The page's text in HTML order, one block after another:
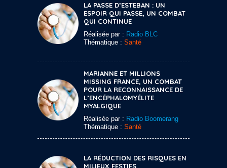
LA PASSE D’ESTEBAN : UN
ESPOIR QUI PASSE, UN COMBAT
QUI CONTINUE
Réalisée par : Radio BLC
Thématique : Santé
MARIANNE ET MILLIONS
MISSING FRANCE, UN COMBAT
POUR LA RECONNAISSANCE DE
L’ENCÉPHALOMYÉLITE
MYALGIQUE
Réalisée par : Radio Boomerang
Thématique : Santé
LA RÉDUCTION DES RISQUES EN
MILIEUX FESTIFS